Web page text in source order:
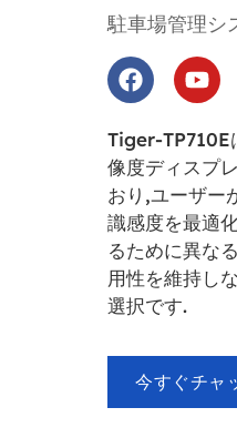
駐車場管理シ
Tiger-TP710E
像度ディスプ
おり,ユーザー
識感度を最適
るために異な
用性を維持し
選択です.
今すぐチャ